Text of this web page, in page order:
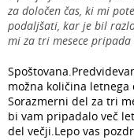
za določen čas, ki mi
podaljšati, kar je bil
mi za tri mesece
možna količina
Sorazmerni del za tri
bi vam pripadalo več
del večji.Lepo vas